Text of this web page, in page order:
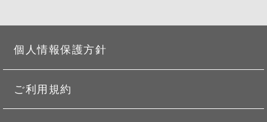
個人情報保護方針
ご利用規約